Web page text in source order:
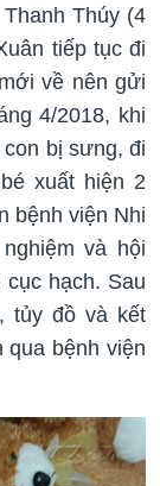
Thúy (4
tiếp tục đi
về nên gửi
4/2018, khi
bị sưng, đi
xuất hiện 2
bệnh viện Nhi
và hội
hạch. Sau
tủy đồ và kết
qua bệnh viện